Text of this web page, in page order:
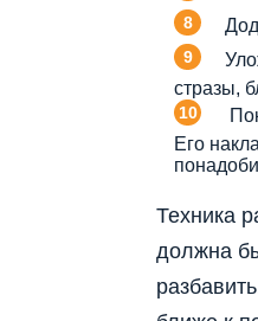
стразы,
Его
Техника
должна